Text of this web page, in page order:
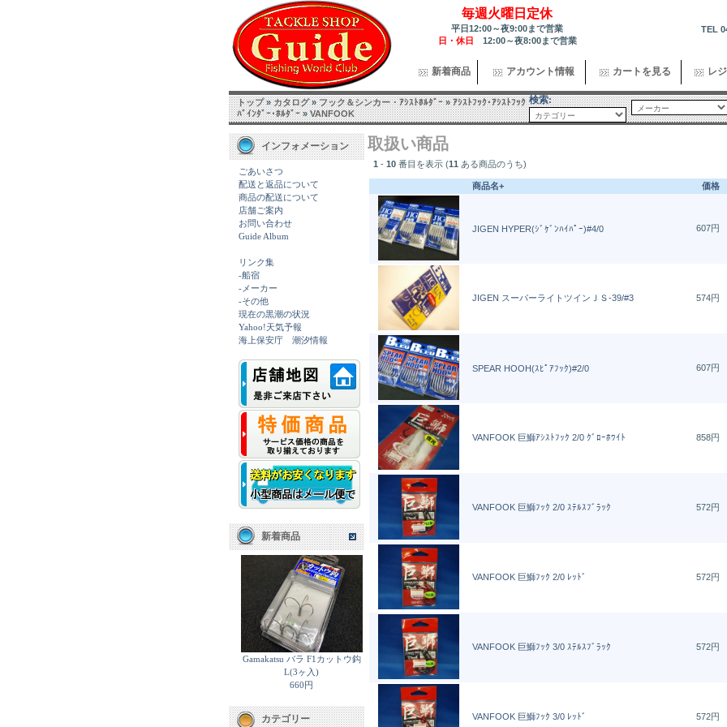
毎週火曜日定休
平日12:00～夜9:00まで営業
日・休日 12:00～夜8:00まで営業
TEL
新着商品 アカウント情報 カートを見る レ
トップ»カタログ»フック＆シンカー・ｱｼｽﾄﾎﾙﾀﾞｰ»ｱｼｽﾄﾌｯｸ･ｱｼｽﾄﾌｯｸ
ﾊﾞｲﾝﾀﾞｰ･ﾎﾙﾀﾞｰ»VANFOOK
検索:
インフォメーション
ごあいさつ
配送と返品について
商品の配送について
店舗ご案内
お問い合わせ
Guide Album
リンク集
-船宿
-メーカー
-その他
現在の黒潮の状況
Yahoo!天気予報
海上保安庁 潮汐情報
新着商品
Gamakatsu バラ F1カットウ鈎
L(3ヶ入)
660円
カテゴリー
取扱い商品
1 - 10 番目を表示 (11 ある商品のうち)
商品名+ 価格
JIGEN HYPER(ｼﾞｹﾞﾝﾊｲﾊﾟｰ)#4/0 607円
JIGEN スーパーライトツインＪＳ-39/#3 574円
SPEAR HOOH(ｽﾋﾟｱﾌｯｸ)#2/0 607円
VANFOOK 巨鰤ｱｼｽﾄﾌｯｸ 2/0 ｸﾞﾛｰﾎﾜｲﾄ 858円
VANFOOK 巨鰤ﾌｯｸ 2/0 ｽﾃﾙｽﾌﾞﾗｯｸ 572円
VANFOOK 巨鰤ﾌｯｸ 2/0 ﾚｯﾄﾞ 572円
VANFOOK 巨鰤ﾌｯｸ 3/0 ｽﾃﾙｽﾌﾞﾗｯｸ 572円
VANFOOK 巨鰤ﾌｯｸ 3/0 ﾚｯﾄﾞ 572円